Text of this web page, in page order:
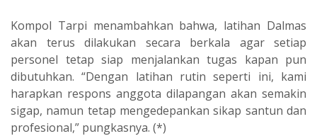
Kompol Tarpi menambahkan bahwa, latihan Dalmas
akan terus dilakukan secara berkala agar setiap
personel tetap siap menjalankan tugas kapan pun
dibutuhkan. “Dengan latihan rutin seperti ini, kami
harapkan respons anggota dilapangan akan semakin
sigap, namun tetap mengedepankan sikap santun dan
profesional,” pungkasnya. (*)